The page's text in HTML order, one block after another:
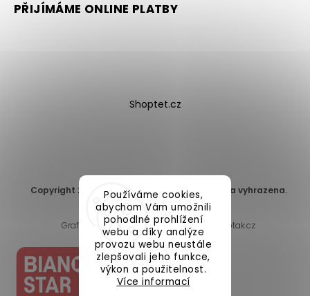
Používáme cookies,
abychom Vám umožnili
pohodlné prohlížení
webu a díky analýze
provozu webu neustále
zlepšovali jeho funkce,
výkon a použitelnost.
Více informací
PŘIJÍMÁME ONLINE PLATBY
Shoptet.cz
Copyright 2026 DomaLEP s.r.o. . Všechna práva vyhrazena.
Upravit nastavení cookies
Grafický návrh vytvořil a nakódoval
Shoptak.cz